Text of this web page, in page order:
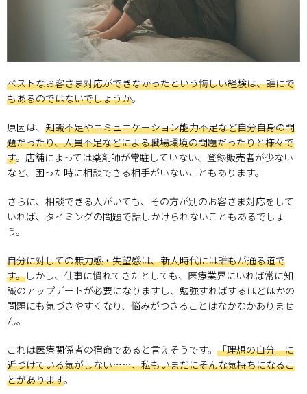
ベストなお客さま対応ができなかったという悔しい経験は、誰にで
もあるのではないでしょうか。
原因は、 知識不足やコミュニケーション能力不足など自分自身の問
題だったり、人員不足などによる職場環境の問題だったりと様々で
す。店舗によっては薬剤師が常駐していない、登録販売者が少ない
など、困った時に相談できる相手がいないこともあります。
さらに、相談できる人がいても、その方が別のお客さま対応をして
いれば、タイミングの問題で話しかけられないこともあるでしょ
う。
自分に対しての無力感・失望感は、新人時代には誰もが通る道で
す。しかし、仕事に慣れてきたとしても、医療業界にいれば常に知
識のアップデートが必要になりますし、勉強すればするほどほかの
問題にも気づきやすくなり、悩みがつきることはなかなかありませ
ん。
これは医療関係者の宿命であると言えそうです。 「理想の自分」に
近づけている気がしない……、私もいまだにそんな気持ちになるこ
とがあります。